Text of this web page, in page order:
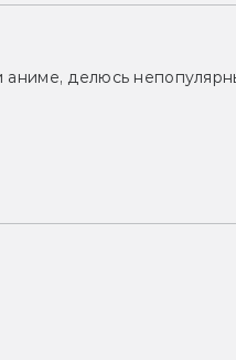
аниме, делюсь